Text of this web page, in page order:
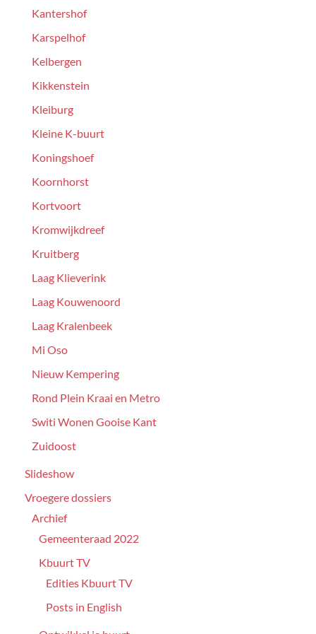
Kantershof
Karspelhof
Kelbergen
Kikkenstein
Kleiburg
Kleine K-buurt
Koningshoef
Koornhorst
Kortvoort
Kromwijkdreef
Kruitberg
Laag Klieverink
Laag Kouwenoord
Laag Kralenbeek
Mi Oso
Nieuw Kempering
Rond Plein Kraai en Metro
Switi Wonen Gooise Kant
Zuidoost
Slideshow
Vroegere dossiers
Archief
Gemeenteraad 2022
Kbuurt TV
Edities Kbuurt TV
Posts in English